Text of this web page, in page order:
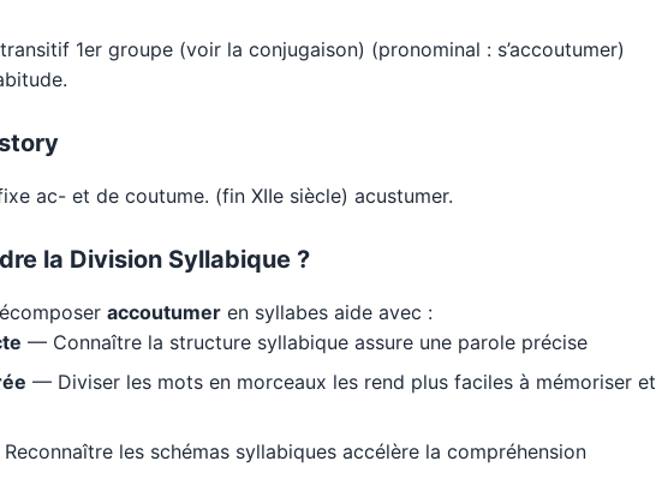
1er groupe (voir la conjugaison) (pronominal : s’accoutumer)
ac- et de coutume. (fin XIIe siècle) acustumer.
la Division Syllabique ?
accoutumer en syllabes aide avec :
— Connaître la structure syllabique assure une parole précise
— Diviser les mots en morceaux les rend plus faciles à mémoriser et
les schémas syllabiques accélère la compréhension